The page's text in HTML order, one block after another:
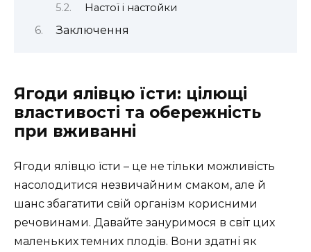
Настої і настойки
Заключення
Ягоди ялівцю їсти: цілющі
властивості та обережність
при вживанні
Ягоди ялівцю їсти – це не тільки можливість
насолодитися незвичайним смаком, але й
шанс збагатити свій організм корисними
речовинами. Давайте зануримося в світ цих
маленьких темних плодів. Вони здатні як